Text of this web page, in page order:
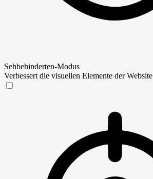
Sehbehinderten-Modus
Verbessert die visuellen Elemente der Website